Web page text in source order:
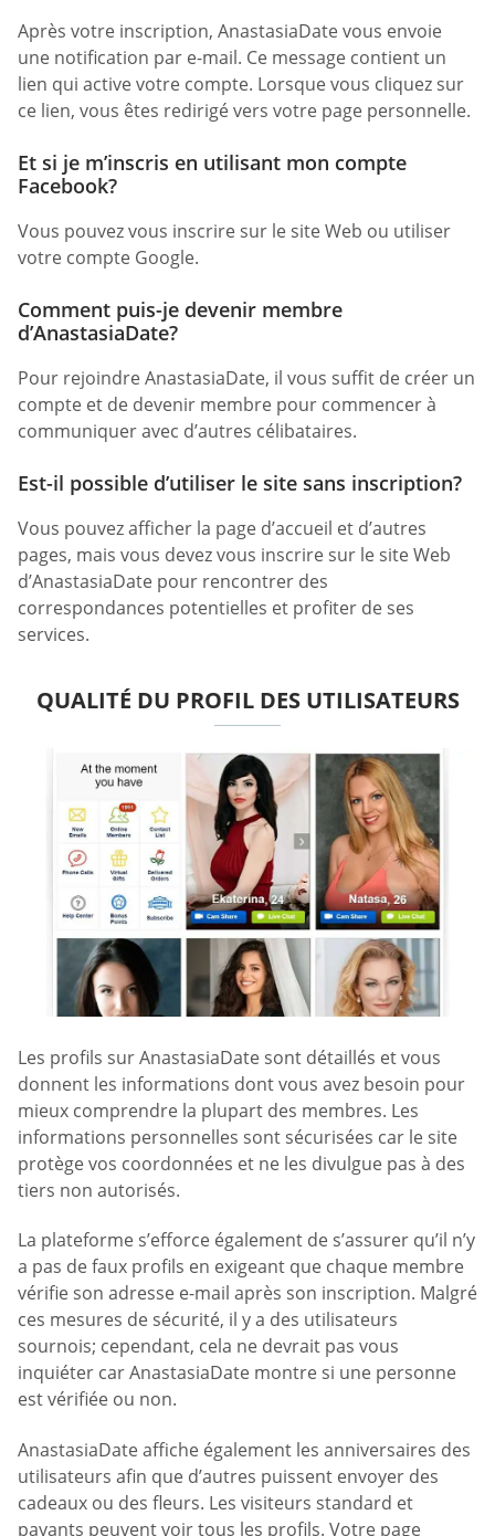
Après votre inscription, AnastasiaDate vous envoie
une notification par e-mail. Ce message contient un
lien qui active votre compte. Lorsque vous cliquez sur
ce lien, vous êtes redirigé vers votre page personnelle.
Et si je m’inscris en utilisant mon compte
Facebook?
Vous pouvez vous inscrire sur le site Web ou utiliser
votre compte Google.
Comment puis-je devenir membre
d’AnastasiaDate?
Pour rejoindre AnastasiaDate, il vous suffit de créer un
compte et de devenir membre pour commencer à
communiquer avec d’autres célibataires.
Est-il possible d’utiliser le site sans inscription?
Vous pouvez afficher la page d’accueil et d’autres
pages, mais vous devez vous inscrire sur le site Web
d’AnastasiaDate pour rencontrer des
correspondances potentielles et profiter de ses
services.
QUALITÉ DU PROFIL DES UTILISATEURS
Les profils sur AnastasiaDate sont détaillés et vous
donnent les informations dont vous avez besoin pour
mieux comprendre la plupart des membres. Les
informations personnelles sont sécurisées car le site
protège vos coordonnées et ne les divulgue pas à des
tiers non autorisés.
La plateforme s’efforce également de s’assurer qu’il n’y
a pas de faux profils en exigeant que chaque membre
vérifie son adresse e-mail après son inscription. Malgré
ces mesures de sécurité, il y a des utilisateurs
sournois; cependant, cela ne devrait pas vous
inquiéter car AnastasiaDate montre si une personne
est vérifiée ou non.
AnastasiaDate affiche également les anniversaires des
utilisateurs afin que d’autres puissent envoyer des
cadeaux ou des fleurs. Les visiteurs standard et
payants peuvent voir tous les profils. Votre page